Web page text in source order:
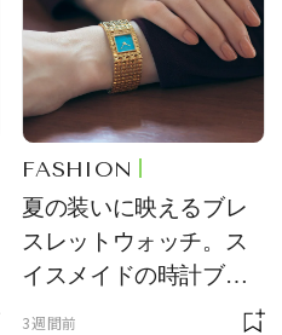
FASHION
夏の装いに映えるブレ
スレットウォッチ。ス
イスメイドの時計ブラ
ンド【フレデリック・
3週間前